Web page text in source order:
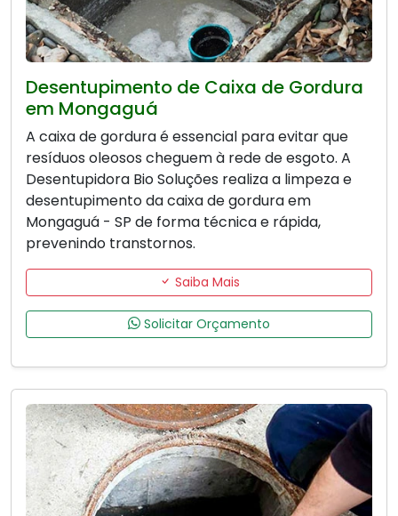
Desentupimento de Caixa de Gordura
em Mongaguá
A caixa de gordura é essencial para evitar que
resíduos oleosos cheguem à rede de esgoto. A
Desentupidora Bio Soluções realiza a limpeza e
desentupimento da caixa de gordura em
Mongaguá - SP de forma técnica e rápida,
prevenindo transtornos.
Saiba Mais
Solicitar Orçamento